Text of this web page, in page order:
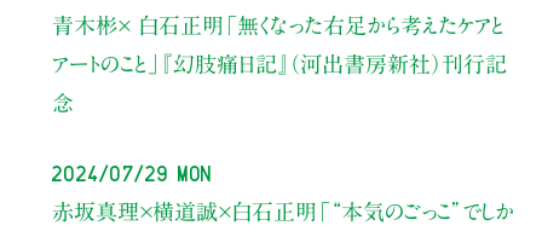
青木彬× 白石正明 「無くなった右足から考えたケアと
アートのこと」
『幻肢痛日記』（河出書房新社）刊行記
念
2024/07/29 Mon
赤坂真理×横道誠×白石正明 「“本気のごっこ”でしか